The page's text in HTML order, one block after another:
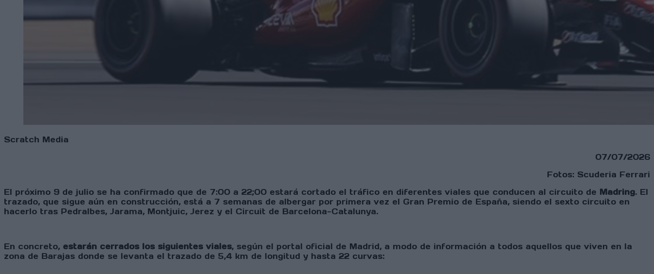
Scratch Media
07/07/2026
Fotos: Scuderia Ferrari
El próximo 9 de julio se ha confirmado que de 7:00 a 22;00 estará cortado el tráfico en diferentes viales que conducen al circuito de Madring. El
trazado, que sigue aún en construcción, está a 7 semanas de albergar por primera vez el Gran Premio de España, siendo el sexto circuito en
hacerlo tras Pedralbes, Jarama, Montjuic, Jerez y el Circuit de Barcelona-Catalunya.
En concreto, estarán cerrados los siguientes viales, según el portal oficial de Madrid, a modo de información a todos aquellos que viven en la
zona de Barajas donde se levanta el trazado de 5,4 km de longitud y hasta 22 curvas: